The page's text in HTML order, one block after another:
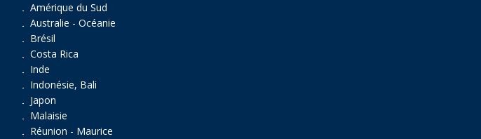
Amérique du Sud
Australie - Océanie
Brésil
Costa Rica
Inde
Indonésie, Bali
Japon
Malaisie
Réunion - Maurice